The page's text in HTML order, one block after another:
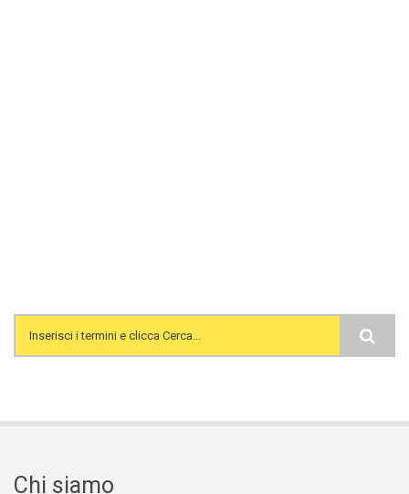
Search form
Chi siamo